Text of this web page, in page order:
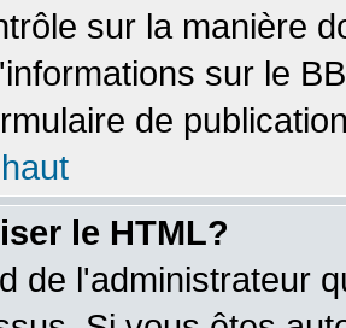
sur la manière
sur le
de
le HTML?
de l'administrateur